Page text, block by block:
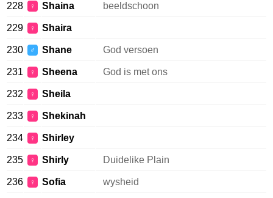
228 ♀ Shaina beeldschoon
229 ♀ Shaira
230 ♂ Shane God versoen
231 ♀ Sheena God is met ons
232 ♀ Sheila
233 ♀ Shekinah
234 ♀ Shirley
235 ♀ Shirly Duidelike Plain
236 ♀ Sofia wysheid